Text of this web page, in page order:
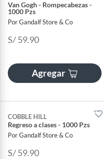
Van Gogh - Rompecabezas -
1000 Pzs
Por Gandalf Store & Co
S/ 59.90
Agregar
COBBLE HILL
Regreso a clases - 1000 Pzs
Por Gandalf Store & Co
S/ 59.90